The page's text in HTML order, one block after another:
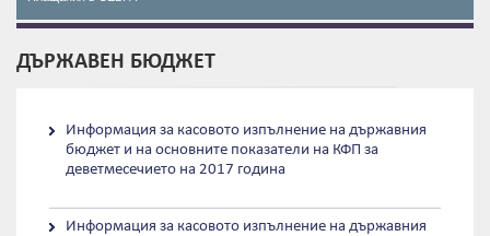
ДЪРЖАВЕН БЮДЖЕТ
Информация за касовото изпълнение на държавния
бюджет и на основните показатели на КФП за
деветмесечието на 2017 година
Информация за касовото изпълнение на държавния